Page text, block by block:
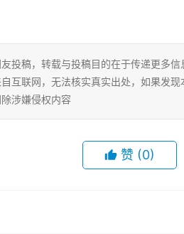
投稿，转载与投稿目的在于传递更多
互联网，无法核实真实出处，如果发
涉嫌侵权内容
赞 (0)